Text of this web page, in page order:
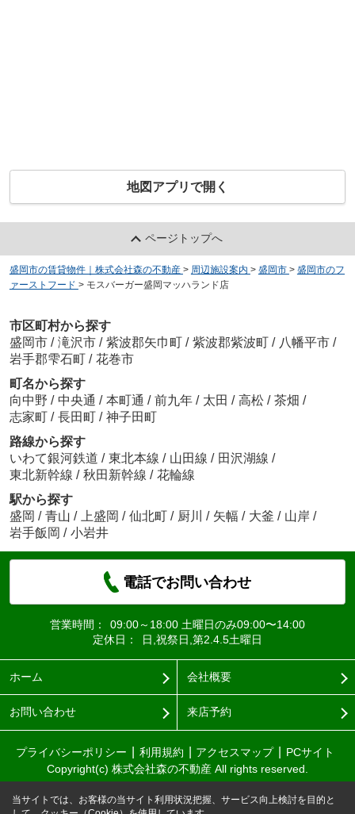
地図アプリで開く
ページトップへ
盛岡市の賃貸物件｜株式会社森の不動産 > 周辺施設案内 > 盛岡市 > 盛岡市のフ
ァーストフード > モスバーガー盛岡マッハランド店
市区町村から探す
盛岡市 / 滝沢市 / 紫波郡矢巾町 / 紫波郡紫波町 / 八幡平市 /
岩手郡雫石町 / 花巻市
町名から探す
向中野 / 中央通 / 本町通 / 前九年 / 太田 / 高松 / 茶畑 /
志家町 / 長田町 / 神子田町
路線から探す
いわて銀河鉄道 / 東北本線 / 山田線 / 田沢湖線 /
東北新幹線 / 秋田新幹線 / 花輪線
駅から探す
盛岡 / 青山 / 上盛岡 / 仙北町 / 厨川 / 矢幅 / 大釜 / 山岸 /
岩手飯岡 / 小岩井
電話でお問い合わせ
営業時間：
09:00～18:00 土曜日のみ09:00〜14:00
定休日：
日,祝祭日,第2.4.5土曜日
ホーム 会社概要
お問い合わせ 来店予約
プライバシーポリシー 利用規約 アクセスマップ
PCサイト
Copyright(c) 株式会社森の不動産 All rights reserved.
当サイトでは、お客様の当サイト利用状況把握、サービス向上検討を目的と